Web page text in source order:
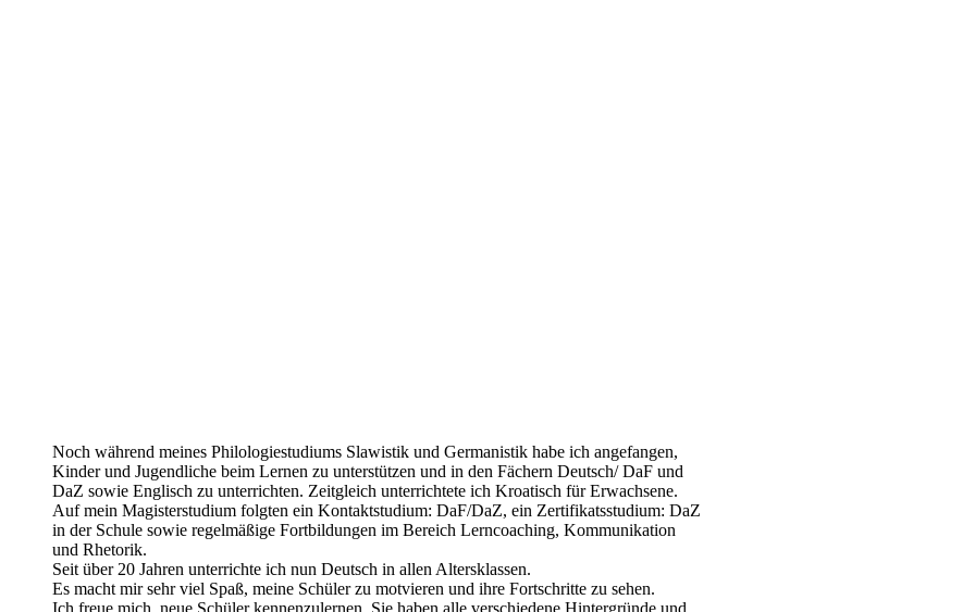
Noch während meines Philologiestudiums Slawistik und Germanistik habe ich angefangen,
Kinder und Jugendliche beim Lernen zu unterstützen und in den Fächern Deutsch/ DaF und
DaZ sowie Englisch zu unterrichten. Zeitgleich unterrichtete ich Kroatisch für Erwachsene.
Auf mein Magisterstudium folgten ein Kontaktstudium: DaF/DaZ, ein Zertifikatsstudium: DaZ
in der Schule sowie regelmäßige Fortbildungen im Bereich Lerncoaching, Kommunikation
und Rhetorik.
Seit über 20 Jahren unterrichte ich nun Deutsch in allen Altersklassen.
Es macht mir sehr viel Spaß, meine Schüler zu motvieren und ihre Fortschritte zu sehen.